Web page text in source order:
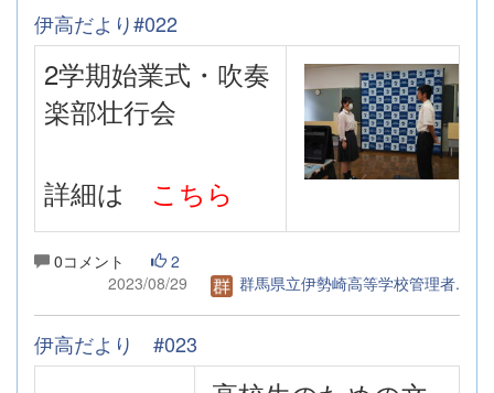
伊高だより#022
2学期始業式・吹奏
楽部壮行会
詳細は こちら
0コメント
2
2023/08/29
群馬県立伊勢崎高等学校管理者.
伊高だより #023